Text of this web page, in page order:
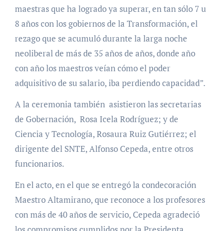
maestras que ha logrado ya superar, en tan sólo 7 u
8 años con los gobiernos de la Transformación, el
rezago que se acumuló durante la larga noche
neoliberal de más de 35 años de años, donde año
con año los maestros veían cómo el poder
adquisitivo de su salario, iba perdiendo capacidad”.
A la ceremonia también asistieron las secretarias
de Gobernación, Rosa Icela Rodríguez; y de
Ciencia y Tecnología, Rosaura Ruiz Gutiérrez; el
dirigente del SNTE, Alfonso Cepeda, entre otros
funcionarios.
En el acto, en el que se entregó la condecoración
Maestro Altamirano, que reconoce a los profesores
con más de 40 años de servicio, Cepeda agradeció